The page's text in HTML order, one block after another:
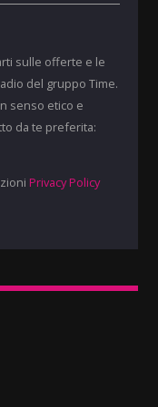
sulle offerte e le
del gruppo Time.
senso etico e
da te preferita:
Privacy Policy